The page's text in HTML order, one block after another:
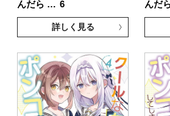
んだら … 6
詳しく見る
んだ